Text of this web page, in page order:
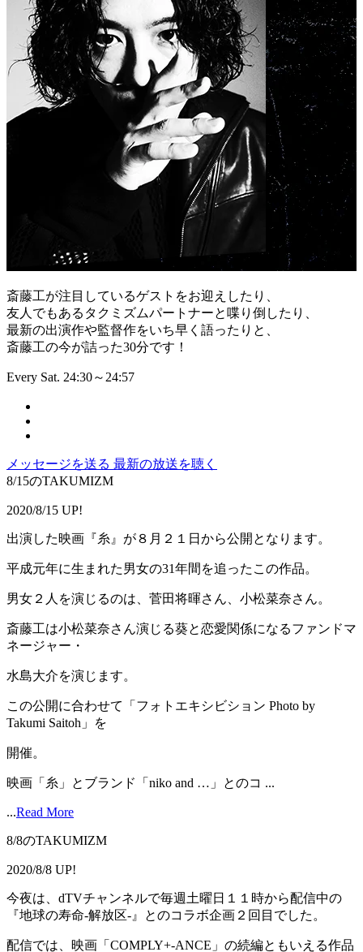
斎藤工が注目しているゲストをお迎えしたり、
友人でもあるタクミズムパートナーと喋り倒したり、
最新の出演作や監督作をいち早く語ったりと、
斎藤工の今が詰った30分です！
Every Sat. 24:30～24:57
メッセージを送る 最新の放送を聴く
8/15のTAKUMIZM
2020/8/15 UP!
出演した映画『糸』が８月２１日から公開となります。
平成元年に生まれた男女の31年間を追ったこの作品。
男女２人を演じるのは、菅田将暉さん、小松菜奈さん。
斎藤工は小松菜奈さん演じる葵と恋愛関係になるファンドマ
ネージャー・
水島大介を演じます。
この公開に合わせて「フォトエキシビション Photo by
Takumi Saitoh」を
開催。
映画「糸」とブランド「niko and …」とのコ ...
...Read More
8/8のTAKUMIZM
2020/8/8 UP!
今夜は、dTVチャンネルで毎週土曜日１１時から配信中の
『地球の寿命-解放区-』とのコラボ企画２回目でした。
配信では、映画「COMPLY+-ANCE」の続編ともいえる作品